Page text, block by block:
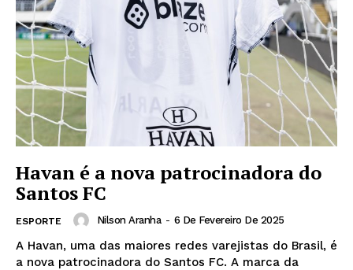
Havan é a nova patrocinadora do
Santos FC
ESPORTE Nilson Aranha - 6 De Fevereiro De 2025
A Havan, uma das maiores redes varejistas do Brasil, é
a nova patrocinadora do Santos FC. A marca da